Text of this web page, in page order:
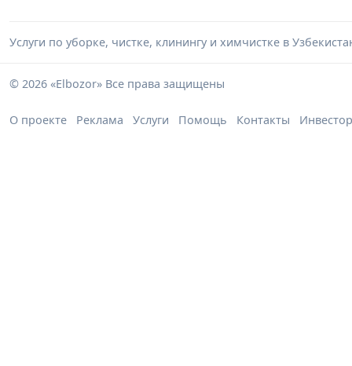
Услуги по уборке, чистке, клинингу и химчистке в
© 2026 «Elbozor» Все права защищены
О проекте Реклама Услуги Помощь Контакты